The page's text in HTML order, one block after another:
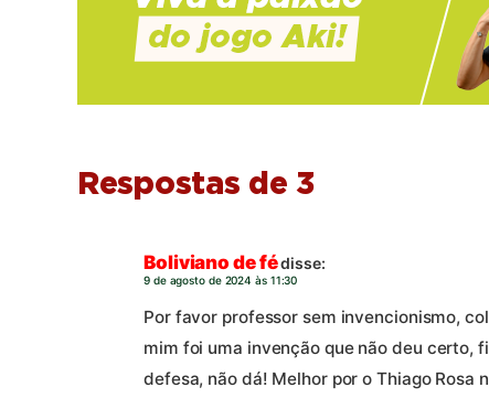
Respostas de 3
Boliviano de fédisse:
9 de agosto de 2024 às 11:30
Por favor professor sem invencionismo,
mim foi uma invenção que não deu certo,
defesa, não dá! Melhor por o Thiago Rosa